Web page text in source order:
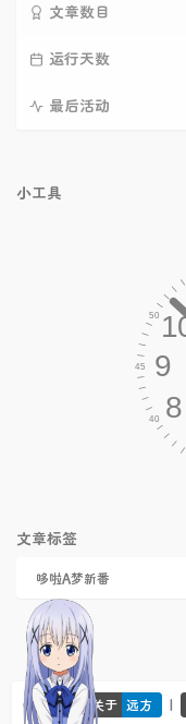
文章数目
运行天数
最后活动
小工具
文章标签
哆啦A梦新番
© 2026 - 关于 远方 |